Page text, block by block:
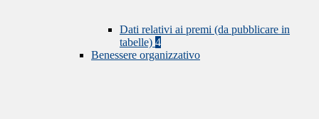
Dati relativi ai premi (da pubblicare in
tabelle) 4
Benessere organizzativo